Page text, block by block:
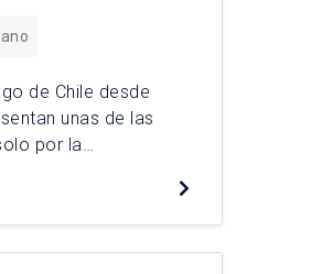
de Chile desde
unas de las
por la